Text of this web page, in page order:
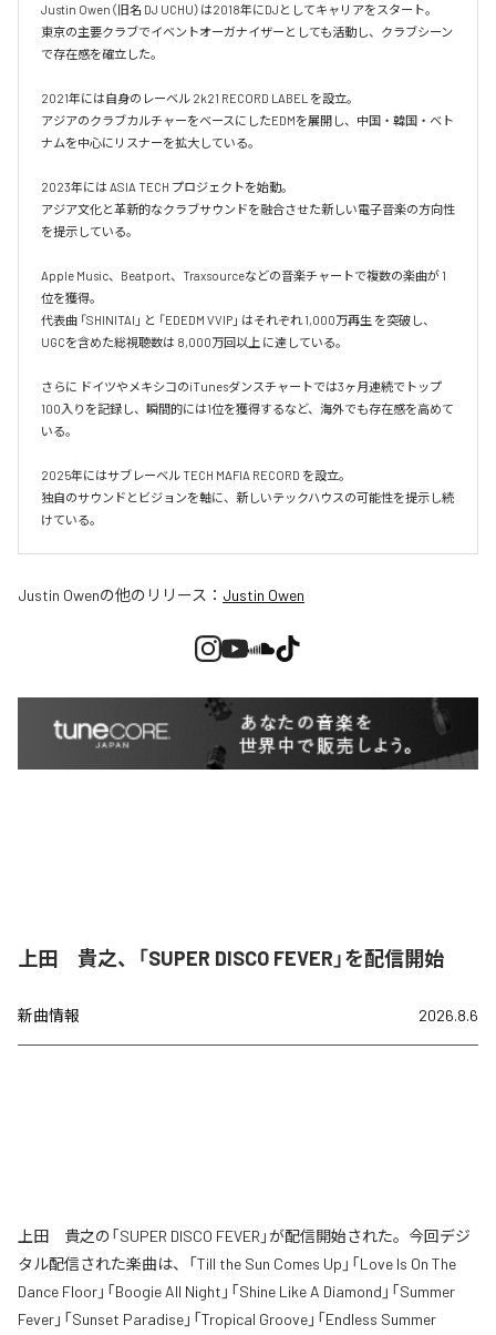
Justin Owen（旧名 DJ UCHU）は2018年にDJとしてキャリアをスタート。
東京の主要クラブでイベントオーガナイザーとしても活動し、クラブシーン
で存在感を確立した。
2021年には自身のレーベル 2k21 RECORD LABEL を設立。
アジアのクラブカルチャーをベースにしたEDMを展開し、中国・韓国・ベト
ナムを中心にリスナーを拡大している。
2023年には ASIA TECH プロジェクトを始動。
アジア文化と革新的なクラブサウンドを融合させた新しい電子音楽の方向性
を提示している。
Apple Music、Beatport、Traxsourceなどの音楽チャートで複数の楽曲が 1
位を獲得。
代表曲 「SHINITAI」 と 「EDEDM VVIP」 はそれぞれ 1,000万再生 を突破し、
UGCを含めた総視聴数は 8,000万回以上 に達している。
さらに ドイツやメキシコのiTunesダンスチャートでは3ヶ月連続でトップ
100入りを記録し、瞬間的には1位を獲得するなど、海外でも存在感を高めて
いる。
2025年にはサブレーベル TECH MAFIA RECORD を設立。
独自のサウンドとビジョンを軸に、新しいテックハウスの可能性を提示し続
けている。
Justin Owenの他のリリース： Justin Owen
上田 貴之、「SUPER DISCO FEVER」を配信開始
新曲情報 2026.8.6
上田 貴之の「SUPER DISCO FEVER」が配信開始された。今回デジ
タル配信された楽曲は、「Till the Sun Comes Up」「Love Is On The
Dance Floor」「Boogie All Night」「Shine Like A Diamond」「Summer
Fever」「Sunset Paradise」「Tropical Groove」「Endless Summer